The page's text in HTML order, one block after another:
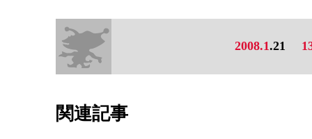
2008.1.21
関連記事